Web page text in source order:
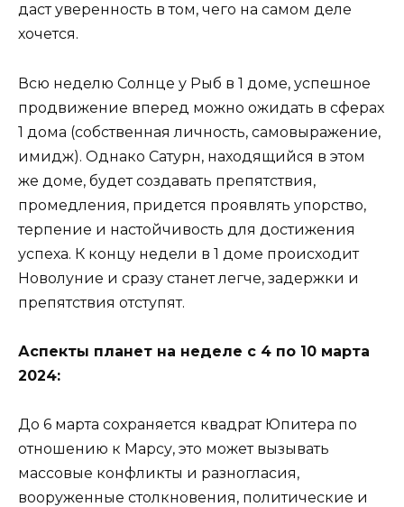
даст уверенность в том, чего на самом деле
хочется.
Всю неделю Солнце у Рыб в 1 доме, успешное
продвижение вперед можно ожидать в сферах
1 дома (собственная личность, самовыражение,
имидж). Однако Сатурн, находящийся в этом
же доме, будет создавать препятствия,
промедления, придется проявлять упорство,
терпение и настойчивость для достижения
успеха. К концу недели в 1 доме происходит
Новолуние и сразу станет легче, задержки и
препятствия отступят.
Аспекты планет на неделе с 4 по 10 марта
2024:
До 6 марта сохраняется квадрат Юпитера по
отношению к Марсу, это может вызывать
массовые конфликты и разногласия,
вооруженные столкновения, политические и